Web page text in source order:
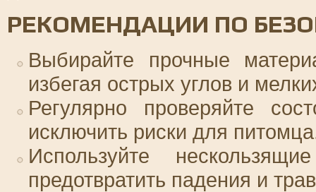
РЕКОМЕНДАЦИИ ПО
Выбирайте прочные
избегая острых углов и
Регулярно проверяйте
исключить риски для
Используйте
предотвратить падения и